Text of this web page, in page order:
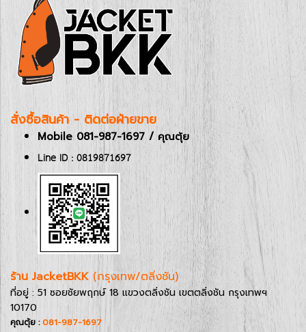
สั่งซื้อสินค้า - ติดต่อฝ่ายขาย
Mobile 081-987-1697 / คุณตุ้ย
Line ID : 0819871697
ร้าน JacketBKK (กรุงเทพ/ตลิ่งชัน)
ที่อยู่ : 51 ซอยชัยพฤกษ์ 18 แขวงตลิ่งชัน เขตตลิ่งชัน กรุงเทพฯ
10170
คุณตุ้ย :081-987-1697